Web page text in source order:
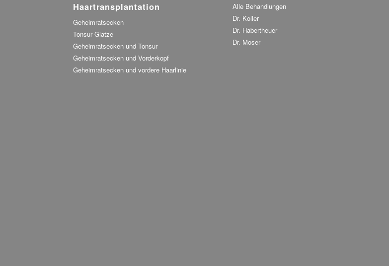
Haartransplantation
Geheimratsecken
Tonsur Glatze
Geheimratsecken und Tonsur
Geheimratsecken und Vorderkopf
Geheimratsecken und vordere Haarlinie
Alle Behandlungen
Dr. Koller
Dr. Habertheuer
Dr. Moser